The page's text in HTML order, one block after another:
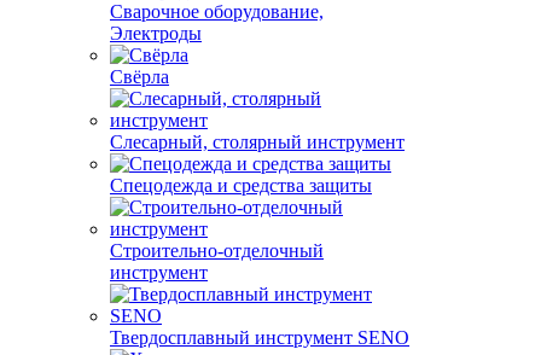
Сварочное оборудование,
Электроды
Свёрла
Слесарный, столярный инструмент
Спецодежда и средства защиты
Строительно-отделочный
инструмент
Твердосплавный инструмент SENO